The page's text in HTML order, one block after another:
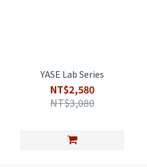
YASE Lab Series
NT$2,580
NT$3,080